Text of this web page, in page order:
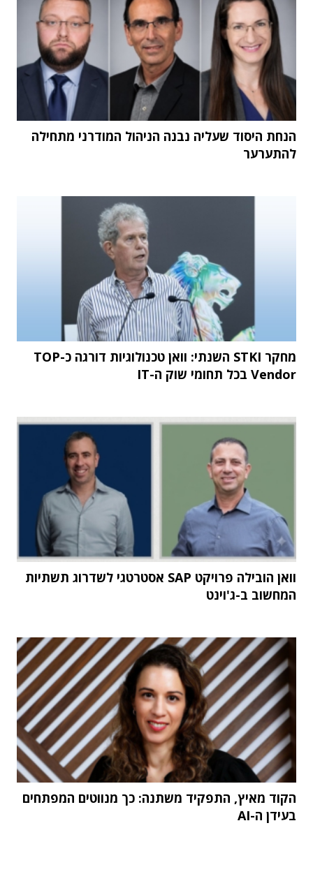
הנחת היסוד שעליה נבנה הניהול המודרני מתחילה
להתערער
מחקר STKI השנתי: וואן טכנולוגיות דורגה כ-TOP
Vendor בכל תחומי שוק ה-IT
וואן הובילה פרויקט SAP אסטרטגי לשדרוג תשתיות
המחשוב ב-ג'וינט
הקוד מאיץ, התפקיד משתנה: כך מנווטים המפתחים
בעידן ה-AI